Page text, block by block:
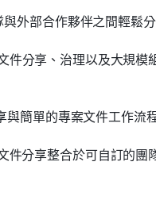
外部合作夥伴之間輕鬆
件分享、治理以及大規模
簡單的專案文件工作流
分享整合於可自訂的團